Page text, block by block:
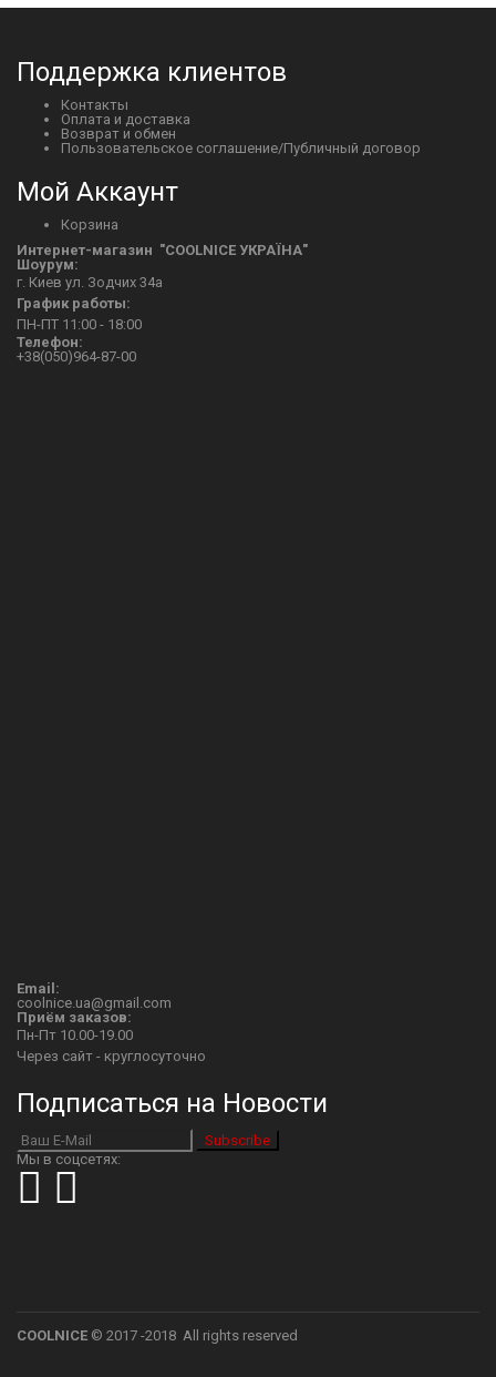
Поддержка клиентов
Контакты
Оплата и доставка
Возврат и обмен
Пользовательское соглашение/Публичный договор
Мой Аккаунт
Корзина
Интернет-магазин "СOOLNICE УКРАЇНА"
Шоурум:
г. Киев ул. Зодчих 34а
График работы:
ПН-ПТ 11:00 - 18:00
Телефон:
+38(050)964-87-00
Email:
coolnice.ua@gmail.com
Приём заказов:
Пн-Пт 10.00-19.00
Через сайт - круглосуточно
Подписаться на Новости
Subscribe
Мы в соцсетях:
COOLNICE © 2017 -2018 All rights reserved